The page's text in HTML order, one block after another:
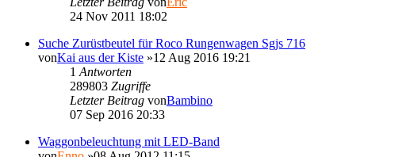
24 Nov 2011 18:02
Suche Zurüstbeutel für Roco Rungenwagen Sgjs 716
vonKai aus der Kiste »12 Aug 2016 19:21
1 Antworten
289803 Zugriffe
Letzter Beitrag vonBambino
07 Sep 2016 20:33
Waggonbeleuchtung mit LED-Band